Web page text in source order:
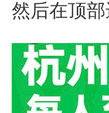
然后在顶部